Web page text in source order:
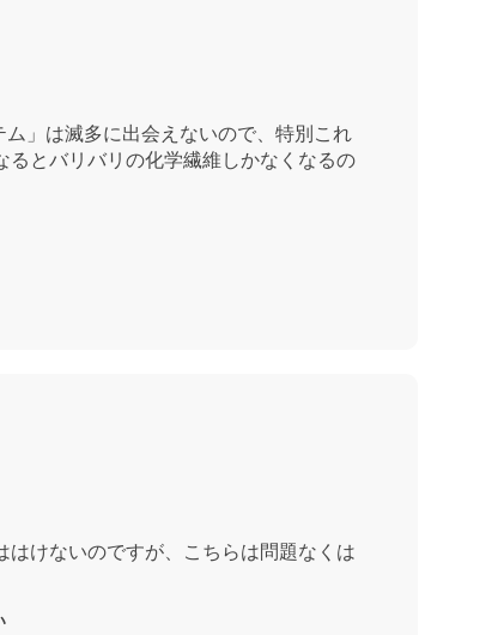
」は滅多に出会えないので、特別これ
とバリバリの化学繊維しかなくなるの
けないのですが、こちらは問題なくは